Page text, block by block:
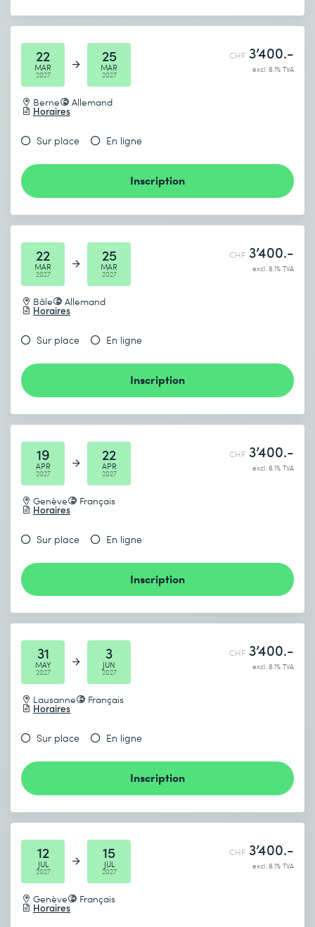
22
MAR
2027
25
MAR
2027
Berne Allemand
Horaires
CHF 3’400.-
excl. 8.1% TVA
Sur place En ligne
Inscription
22
MAR
2027
25
MAR
2027
Bâle Allemand
Horaires
CHF 3’400.-
excl. 8.1% TVA
Sur place En ligne
Inscription
19
APR
2027
22
APR
2027
Genève Français
Horaires
CHF 3’400.-
excl. 8.1% TVA
Sur place En ligne
Inscription
31
MAY
2027
3
JUN
2027
Lausanne Français
Horaires
CHF 3’400.-
excl. 8.1% TVA
Sur place En ligne
Inscription
12
JUL
2027
15
JUL
2027
Genève Français
Horaires
CHF 3’400.-
excl. 8.1% TVA